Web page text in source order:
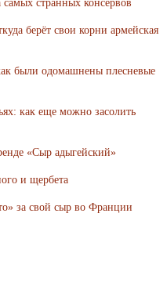
берёт свои корни армейская
были одомашнены плесневые
как еще можно засолить
«Сыр адыгейский»
и щербета
за свой сыр во Франции